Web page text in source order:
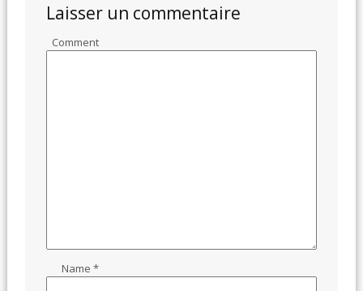
Laisser un commentaire
Comment
Name*